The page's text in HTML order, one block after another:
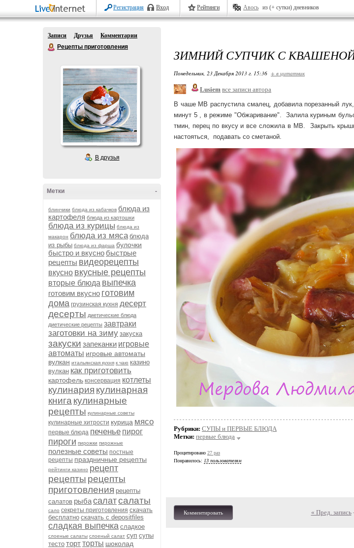
Регистрация Вход Рейтинги Авось из (+ сутки) дневников
Записи Друзья
Комментарии
Рецепты приготовления
В друзья
-
Метки
блинчики блюда из кабачков блюда из
картофеля блюда из картошки
блюда из курицы блюда из
макарон блюда из мяса блюда
из рыбы блюда из фарша булочки
быстро и вкусно быстрые
рецепты видеорецепты
вкусно вкусные рецепты
вторые блюда выпечка
готовим вкусно готовим
дома грузинская кухня десерт
десерты диетические блюда
диетические рецепты завтраки
заготовки на зиму закуска
закуски запеканки игровые
автоматы игровые автоматы
вулкан итальянская кухня к чаю казино
вулкан как приготовить
картофель консервация котлеты
кулинария кулинарная
книга кулинарные
рецепты кулинарные советы
кулинарные хитрости курица мясо
первые блюда печенье пирог
пироги пирожки пирожные
полезные советы постные
рецепты праздничные рецепты
рейтинги казино рецепт
рецепты рецепты
приготовления рецепты
салатов рыбасалатсалаты
сало секреты приготовления скачать
бесплатно скачать с depositfiles
сладкая выпечка сладкое
слоеные салаты слоеный салат суп супы
тесто тортторты шоколад
ЗИМНИЙ СУПЧИК С
Понедельник, 23 Декабря 2013 г. 15:36 + в цитатник
Lusiem все записи автора
В чаше МВ распустила смалец, добавила порезанный
минут 5 , в режиме "Обжаривание".  Залила куриным
тмин, перец по вкусу и все сложила в МВ.  Закрыть
настояться,  подавать со сметаной.
Рубрики: СУПЫ и ПЕРВЫЕ БЛЮДА
Метки: первые блюда
Процитировано 27 раз
Понравилось: 13 пользователям
Комментировать « Пред. запись